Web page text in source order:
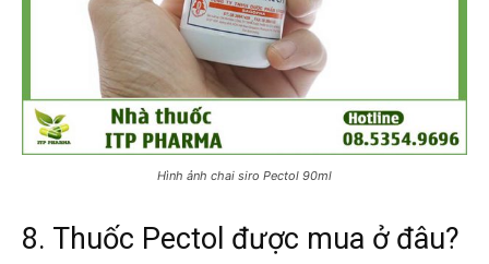
Hình ảnh chai siro Pectol 90ml
8. Thuốc Pectol được mua ở đâu?